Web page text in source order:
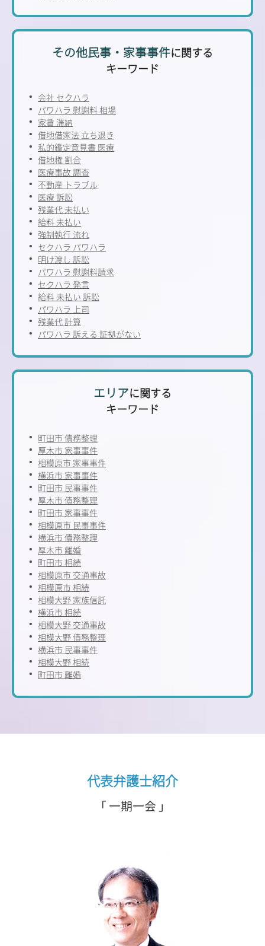
その他民事・家事事件に関する
キーワード
会社 セクハラ
パワハラ 慰謝料 相場
家賃 滞納
借地借家法 立ち退き
私的鑑定意見書 医療
借地権 割合
医療事故 調査
不動産 トラブル
医療 訴訟
残業代 未払い
給料 未払い
強制執行 流れ
セクハラ パワハラ
明け渡し 訴訟
パワハラ 慰謝料請求
セクハラ 発言
給料 未払い 訴訟
パワハラ 上司
残業代 計算
パワハラ 訴える 証拠がない
エリアに関する
キーワード
町田市 債務整理
厚木市 家事事件
相模原市 家事事件
横浜市 家事事件
町田市 民事事件
厚木市 債務整理
町田市 家事事件
相模原市 民事事件
横浜市 債務整理
厚木市 離婚
町田市 相続
相模原市 交通事故
相模原市 相続
相模大野 家族信託
横浜市 相続
相模大野 交通事故
相模大野 債務整理
横浜市 民事事件
相模大野 相続
町田市 離婚
代表弁護士紹介
「 一期一会 」